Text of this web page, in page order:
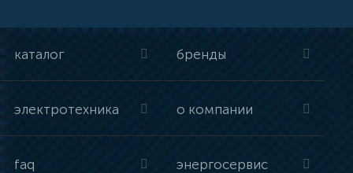
каталог бренды
электротехника о компании
faq энергосервис